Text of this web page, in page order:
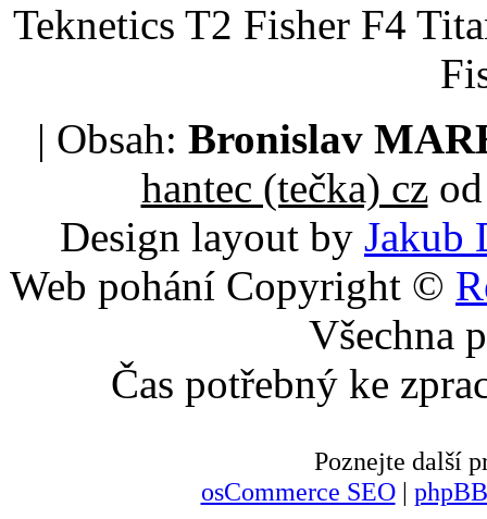
Teknetics T2 Fisher F4
| Obsah: Bronislav
hantec (tečka) czod
Design layout by Jakub
Web pohání Copyright ©
Všechna
Čas potřebný ke
Poznejte další
osCommerce SEO|